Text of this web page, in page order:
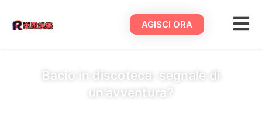
AGISCI ORA
Bacio in discoteca: segnale di
un’avventura?